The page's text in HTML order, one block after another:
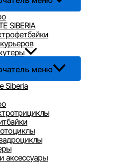
SIBERIA
меню
Siberia
аксессуары